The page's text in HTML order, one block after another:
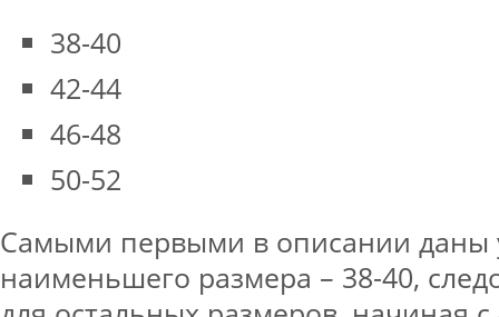
38-40
42-44
46-48
50-52
Самыми первыми в описании даны
наименьшего размера – 38-40,